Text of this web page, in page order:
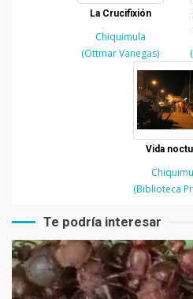
La Crucifixión
Chiquimula
(Ottmar Vanegas)
Vida
(Biblioteca
Te podría interesar